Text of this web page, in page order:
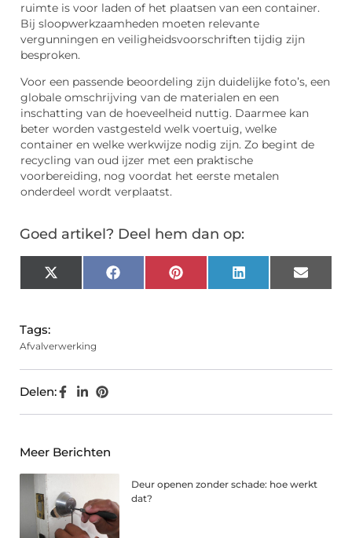
ruimte is voor laden of het plaatsen van een container.
Bij sloopwerkzaamheden moeten relevante
vergunningen en veiligheidsvoorschriften tijdig zijn
besproken.
Voor een passende beoordeling zijn duidelijke foto’s, een
globale omschrijving van de materialen en een
inschatting van de hoeveelheid nuttig. Daarmee kan
beter worden vastgesteld welk voertuig, welke
container en welke werkwijze nodig zijn. Zo begint de
recycling van oud ijzer met een praktische
voorbereiding, nog voordat het eerste metalen
onderdeel wordt verplaatst.
Goed artikel? Deel hem dan op:
X
(Twitter)
FacebookPinterest LinkedIn Email
Tags:
Afvalverwerking
Delen:
Meer Berichten
Deur openen zonder schade: hoe werkt
dat?